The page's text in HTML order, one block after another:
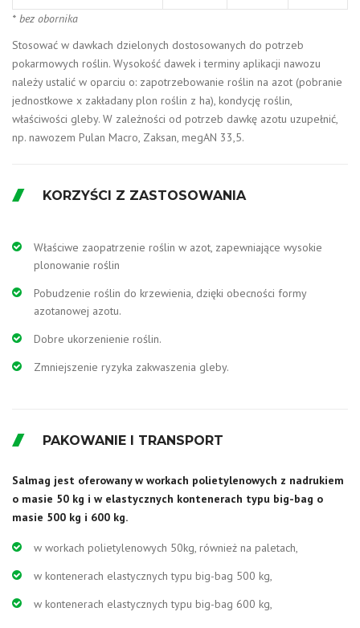
* bez obornika
Stosować w dawkach dzielonych dostosowanych do potrzeb
pokarmowych roślin. Wysokość dawek i terminy aplikacji nawozu
należy ustalić w oparciu o: zapotrzebowanie roślin na azot (pobranie
jednostkowe x zakładany plon roślin z ha), kondycję roślin,
właściwości gleby. W zależności od potrzeb dawkę azotu uzupełnić,
np. nawozem Pulan Macro, Zaksan, megAN 33,5.
KORZYŚCI Z ZASTOSOWANIA
Właściwe zaopatrzenie roślin w azot, zapewniające wysokie
plonowanie roślin
Pobudzenie roślin do krzewienia, dzięki obecności formy
azotanowej azotu.
Dobre ukorzenienie roślin.
Zmniejszenie ryzyka zakwaszenia gleby.
PAKOWANIE I TRANSPORT
Salmag jest oferowany w workach polietylenowych z nadrukiem
o masie 50 kg i w elastycznych kontenerach typu big-bag o
masie 500 kg i 600 kg.
w workach polietylenowych 50kg, również na paletach,
w kontenerach elastycznych typu big-bag 500 kg,
w kontenerach elastycznych typu big-bag 600 kg,